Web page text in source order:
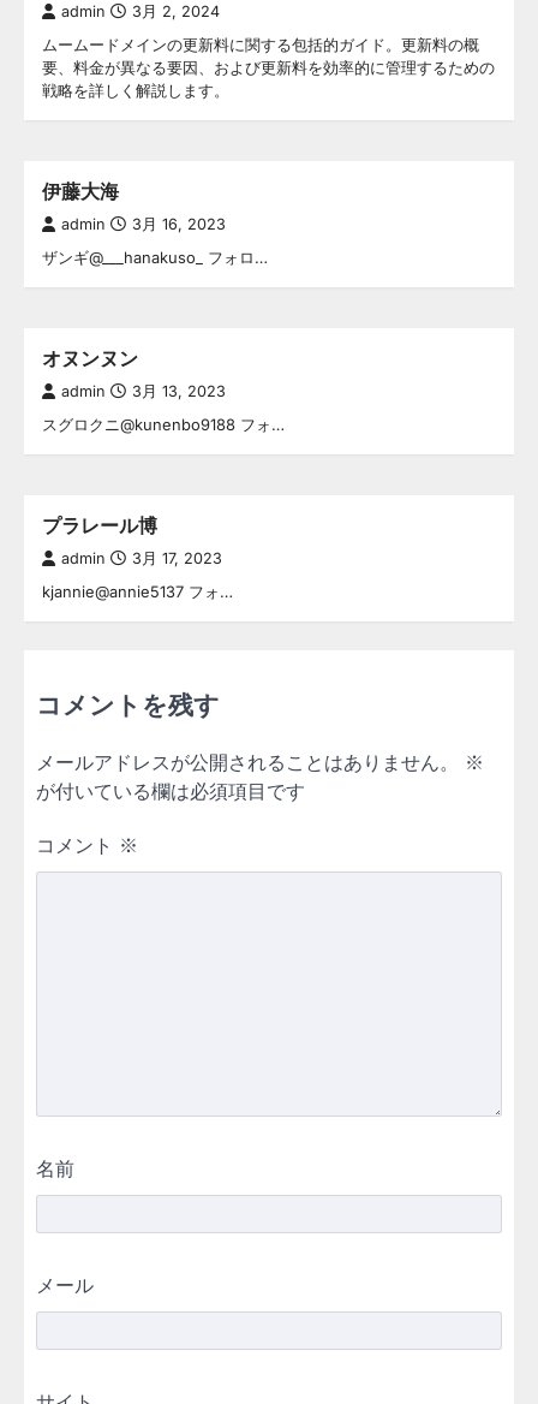
admin 3月 2, 2024
ムームードメインの更新料に関する包括的ガイド。更新料の概
要、料金が異なる要因、および更新料を効率的に管理するための
戦略を詳しく解説します。
伊藤大海
admin 3月 16, 2023
ザンギ@___hanakuso_ フォロ…
オヌンヌン
admin 3月 13, 2023
スグロクニ@kunenbo9188 フォ…
プラレール博
admin 3月 17, 2023
kjannie@annie5137 フォ…
コメントを残す
メールアドレスが公開されることはありません。
※
が付いている欄は必須項目です
コメント ※
名前
メール